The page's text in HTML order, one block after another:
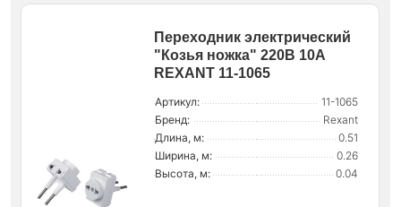
Переходник электрический
"Козья ножка" 220В 10А
REXANT 11-1065
Артикул:
11-1065
Бренд:
Rexant
Длина, м:
0.51
Ширина, м:
0.26
Высота, м:
0.04